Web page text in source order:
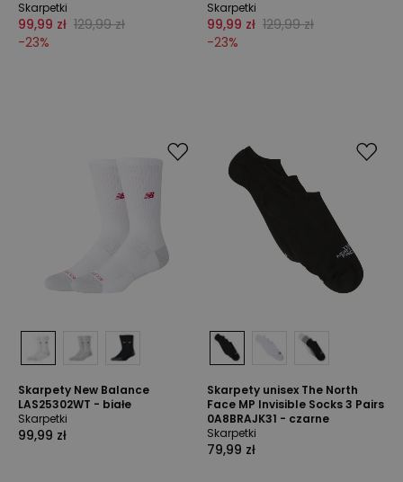
Skarpetki
99,99 zł 129,99 zł
-23%
Skarpetki
99,99 zł 129,99 zł
-23%
Skarpety New Balance
LAS25302WT - białe
Skarpetki
99,99 zł
Skarpety unisex The North
Face MP Invisible Socks 3 Pairs
0A8BRAJK31 - czarne
Skarpetki
79,99 zł